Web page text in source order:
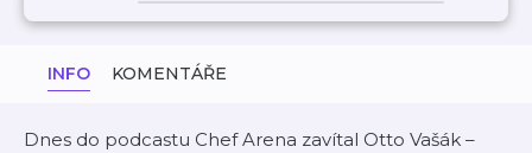
INFO KOMENTÁŘE
Dnes do podcastu Chef Arena zavítal Otto Vašák –